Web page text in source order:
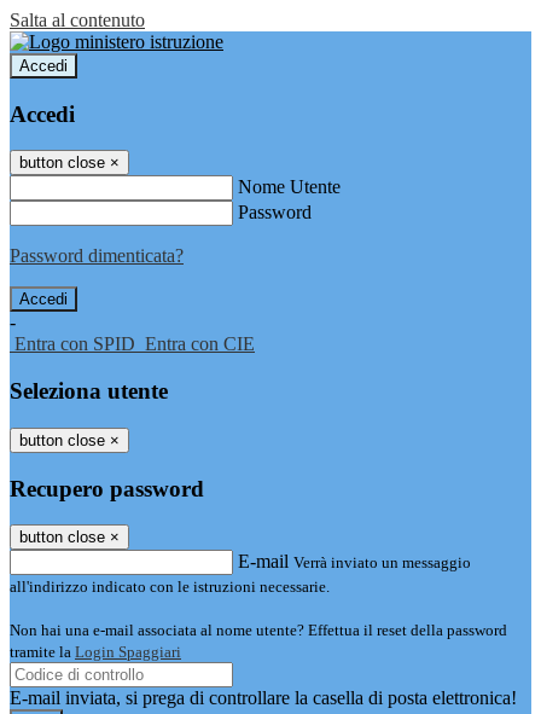
Salta al contenuto
Accedi
Accedi
button close ×
Nome Utente
Password
Password dimenticata?
-
Entra con SPID Entra con CIE
Seleziona utente
button close ×
Recupero password
button close ×
E-mail Verrà inviato un messaggio
all'indirizzo indicato con le istruzioni necessarie.
Non hai una e-mail associata al nome utente? Effettua il reset della password
tramite la Login Spaggiari
E-mail inviata, si prega di controllare la casella di posta elettronica!